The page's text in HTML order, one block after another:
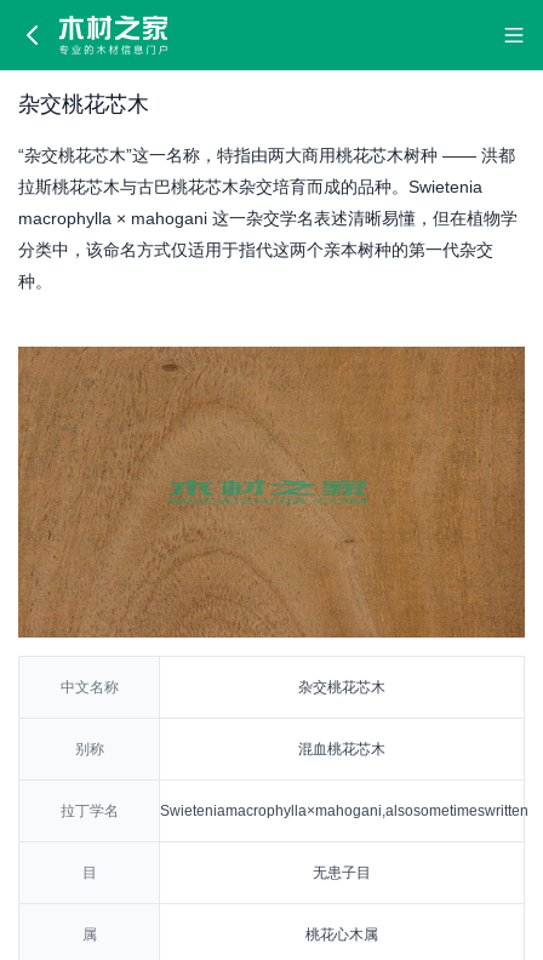
杂
交
花
芯
木
杂交桃花芯木
“杂交桃花芯木”这一名称，特指由两大商用桃花芯木树种 —— 洪都
拉斯桃花芯木与古巴桃花芯木杂交培育而成的品种。Swietenia
macrophylla × mahogani 这一杂交学名表述清晰易懂，但在植物学
分类中，该命名方式仅适用于指代这两个亲本树种的第一代杂交
种。
中文名称 杂交桃花芯木
别称 混血桃花芯木
拉丁学名 Swieteniamacrophylla×mahogani,alsosometimeswritten
目 无患子目
属 桃花心木属